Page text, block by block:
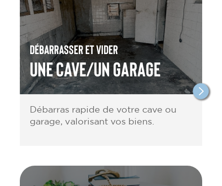
Débarrasser et vider
une cave/un garage
Débarras rapide de votre cave ou
garage, valorisant vos biens.